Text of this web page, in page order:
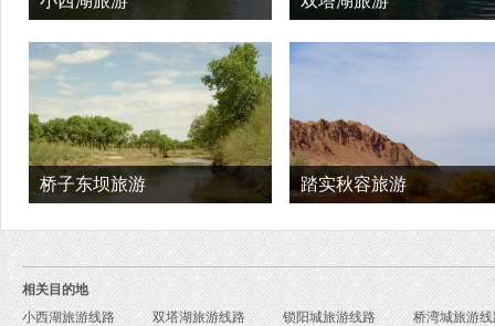
桥子东坝旅游 踏实秋容旅游
相关目的地
小西湖旅游线路
双塔湖旅游线路 锁阳城旅游线路
桥湾城旅游